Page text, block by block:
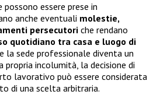
essere prese in
anche eventuali molestie,
persecutori che rendano
quotidiano tra casa e luogo di
la sede professionale diventa un
propria incolumità, la decisione di
lavorativo può essere considerata
di una scelta arbitraria.